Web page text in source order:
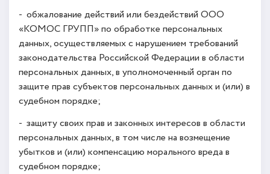
- обжалование действий или бездействий ООО
«КОМОС ГРУПП» по обработке персональных
данных, осуществляемых с нарушением требований
законодательства Российской Федерации в области
персональных данных, в уполномоченный орган по
защите прав субъектов персональных данных и (или) в
судебном порядке;
- защиту своих прав и законных интересов в области
персональных данных, в том числе на возмещение
убытков и (или) компенсацию морального вреда в
судебном порядке;